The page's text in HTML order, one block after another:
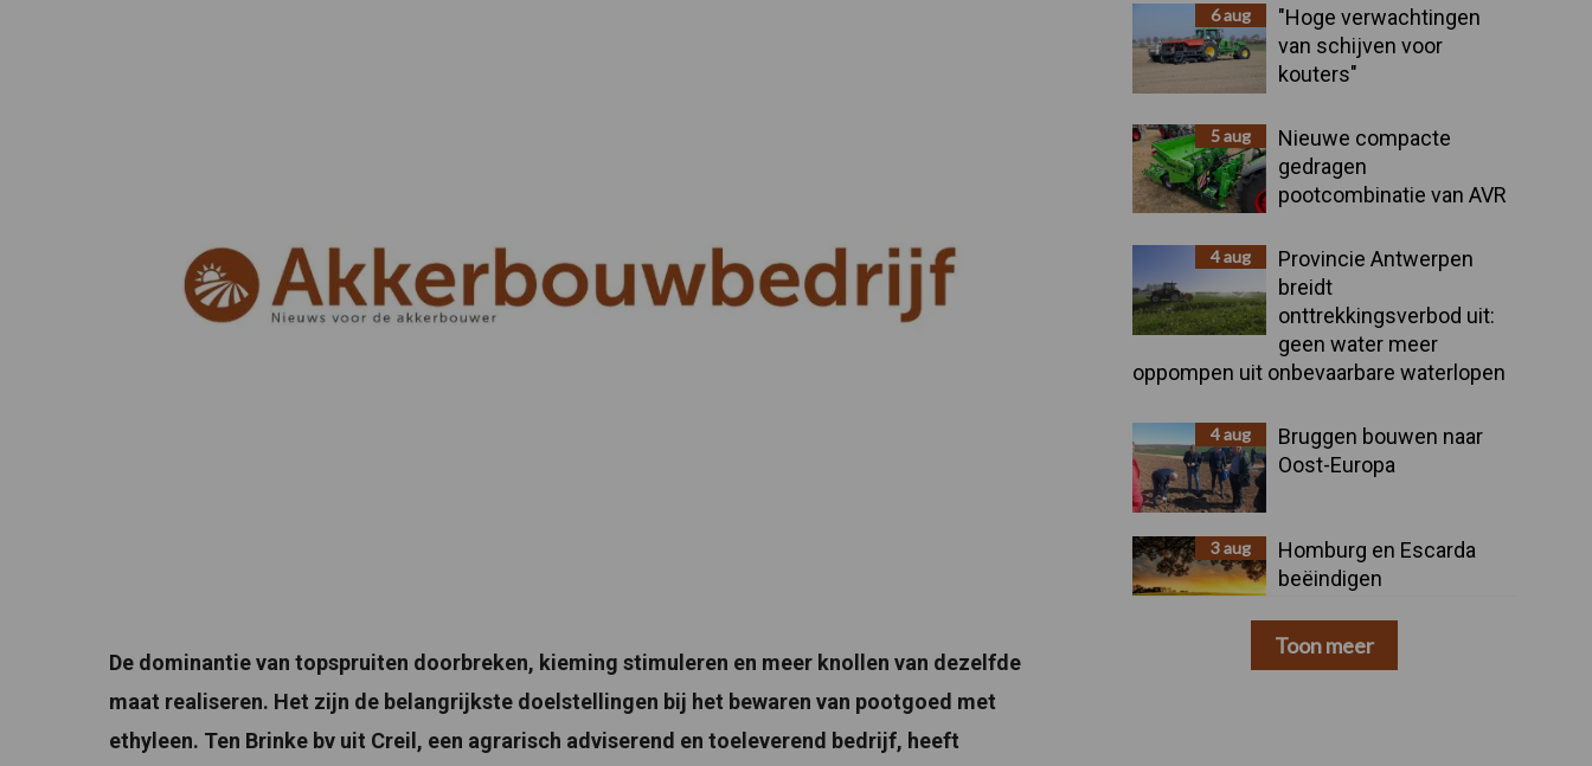
De dominantie van topspruiten doorbreken, kieming stimuleren en meer knollen van dezelfde
maat realiseren. Het zijn de belangrijkste doelstellingen bij het bewaren van pootgoed met
ethyleen. Ten Brinke bv uit Creil, een agrarisch adviserend en toeleverend bedrijf, heeft
Sidebar6 aug
"Hoge verwachtingen
van schijven voor
kouters"
5 aug
Nieuwe compacte
gedragen
pootcombinatie van AVR
4 aug
Provincie Antwerpen
breidt
onttrekkingsverbod uit:
geen water meer
oppompen uit onbevaarbare waterlopen
4 aug
Bruggen bouwen naar
Oost-Europa
3 aug
Homburg en Escarda
beëindigen
Toon meer